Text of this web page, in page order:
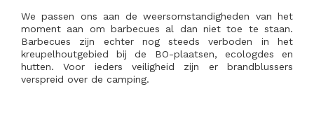
We passen ons aan de weersomstandigheden van het
moment aan om barbecues al dan niet toe te staan.
Barbecues zijn echter nog steeds verboden in het
kreupelhoutgebied bij de BO-plaatsen, ecologdes en
hutten. Voor ieders veiligheid zijn er brandblussers
verspreid over de camping.